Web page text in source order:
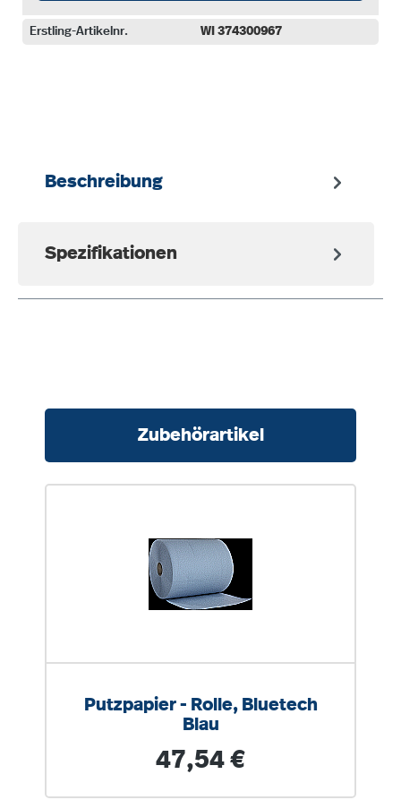
Erstling-Artikelnr. WI 374300967
Beschreibung
Spezifikationen
Zubehörartikel
Putzpapier - Rolle, Bluetech
Blau
Regulärer Preis:
47,54 €